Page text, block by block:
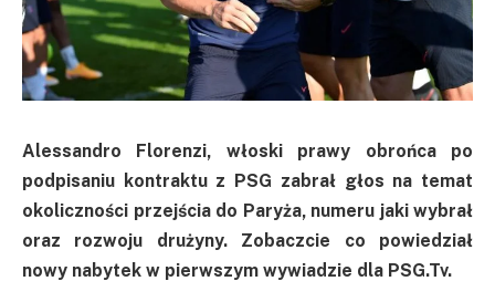
Alessandro Florenzi, włoski prawy obrońca po
podpisaniu kontraktu z PSG zabrał głos na temat
okoliczności przejścia do Paryża, numeru jaki wybrał
oraz rozwoju drużyny. Zobaczcie co powiedział
nowy nabytek w pierwszym wywiadzie dla PSG.Tv.